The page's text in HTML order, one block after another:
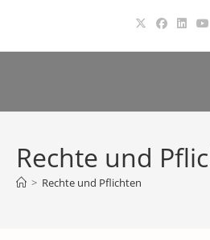
springen
Rechte und
> Rechte und Pflichten